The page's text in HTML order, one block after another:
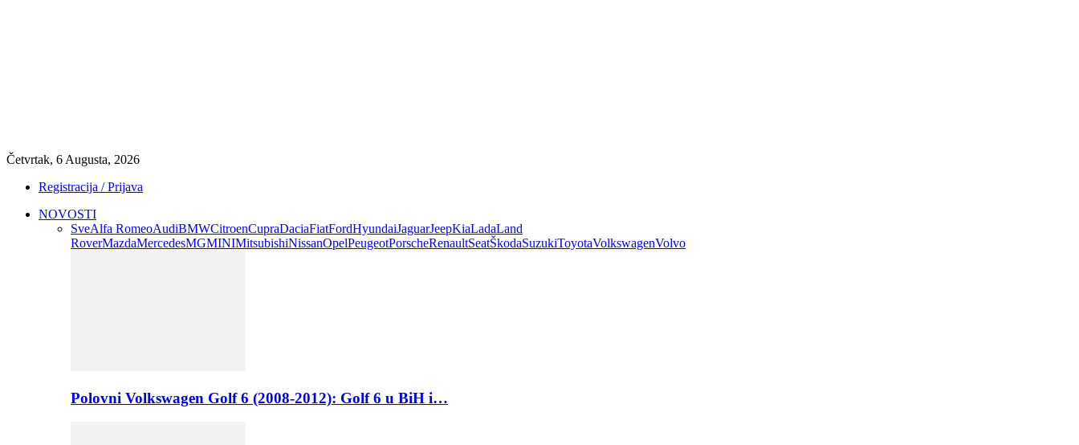
Četvrtak, 6 Augusta, 2026
Registracija / Prijava
NOVOSTI
SveAlfa RomeoAudiBMWCitroenCupraDaciaFiatFordHyundaiJaguarJeepKiaLadaLand
RoverMazdaMercedesMGMINIMitsubishiNissanOpelPeugeotPorscheRenaultSeatŠkodaSuzukiToyotaVolkswagenVolvo
Polovni Volkswagen Golf 6 (2008-2012): Golf 6 u BiH i…